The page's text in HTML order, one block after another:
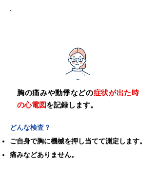
胸の痛みや動悸などの症状が出た時
の心電図を記録します。
どんな検査？
ご自身で胸に機械を押し当てて測定します。
痛みなどありません。